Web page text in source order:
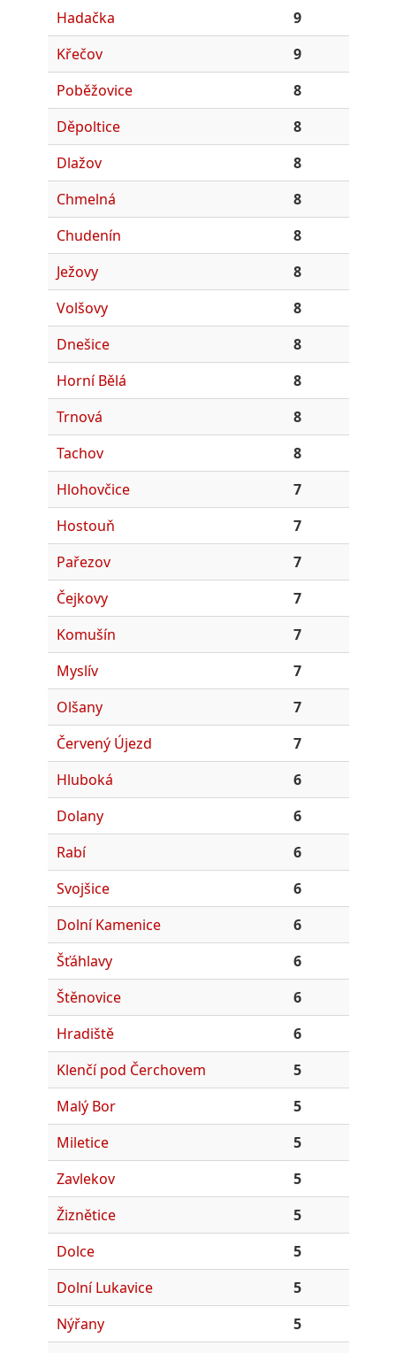
Hadačka
9
Křečov
9
Poběžovice
8
Děpoltice
8
Dlažov
8
Chmelná
8
Chudenín
8
Ježovy
8
Volšovy
8
Dnešice
8
Horní Bělá
8
Trnová
8
Tachov
8
Hlohovčice
7
Hostouň
7
Pařezov
7
Čejkovy
7
Komušín
7
Myslív
7
Olšany
7
Červený Újezd
7
Hluboká
6
Dolany
6
Rabí
6
Svojšice
6
Dolní Kamenice
6
Šťáhlavy
6
Štěnovice
6
Hradiště
6
Klenčí pod Čerchovem
5
Malý Bor
5
Miletice
5
Zavlekov
5
Žiznětice
5
Dolce
5
Dolní Lukavice
5
Nýřany
5